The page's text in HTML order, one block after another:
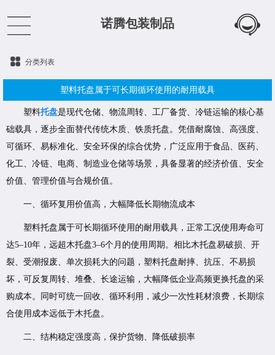
诺腾包装制品
分类列表
塑料托盘属于可长期循环使用的耐用载具
塑料托盘是现代仓储、物流周转、工厂备货、冷链运输的核心基
础载具，逐步全面替代传统木质、铁质托盘。凭借耐腐蚀、高强度、
可循环、易标准化、安全环保的综合优势，广泛应用于食品、医药、
化工、冷链、电商、制造业仓储等场景，具备显著的经济价值、安全
价值、管理价值与合规价值。
一、循环复用价值高，大幅降低长期物流成本
塑料托盘属于可长期循环使用的耐用载具，正常工况使用寿命可
达5–10年，远超木托盘3–6个月的使用周期。相比木托盘易破损、开
裂、受潮报废、单次损耗大的问题，塑料托盘耐摔、抗压、不易损
坏，可反复周转、堆叠、长途运输，大幅降低企业高频更换托盘的采
购成本。同时可统一回收、循环利用，减少一次性耗材浪费，长期综
合使用成本远低于木托盘。
二、结构稳定强度高，保护货物、降低破损率